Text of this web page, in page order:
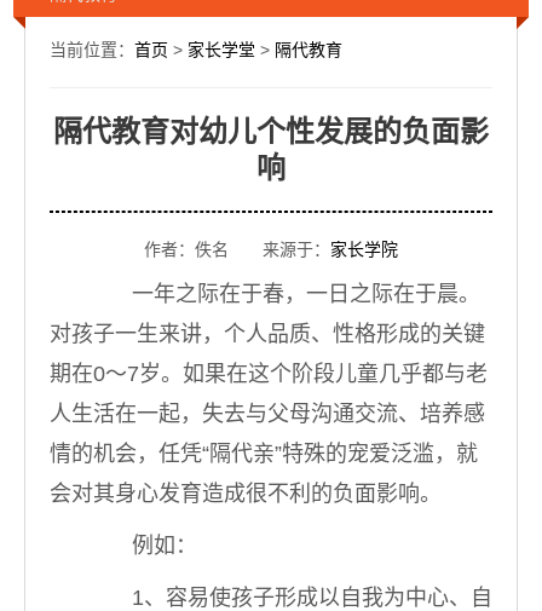
当前位置： 首页 > 家长学堂 > 隔代教育
隔代教育对幼儿个性发展的负面影
响
作者：佚名 来源于： 家长学院
一年之际在于春，一日之际在于晨。
对孩子一生来讲，个人品质、性格形成的关键
期在0～7岁。如果在这个阶段儿童几乎都与老
人生活在一起，失去与父母沟通交流、培养感
情的机会，任凭“隔代亲”特殊的宠爱泛滥，就
会对其身心发育造成很不利的负面影响。
例如：
1、容易使孩子形成以自我为中心、自